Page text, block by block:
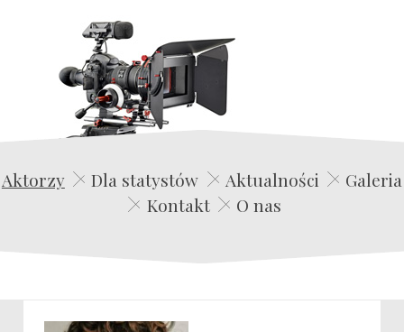
Edwin Film Agencja Aktorska
Aktorzy Dla statystów Aktualności
Galeria
Kontakt
O nas